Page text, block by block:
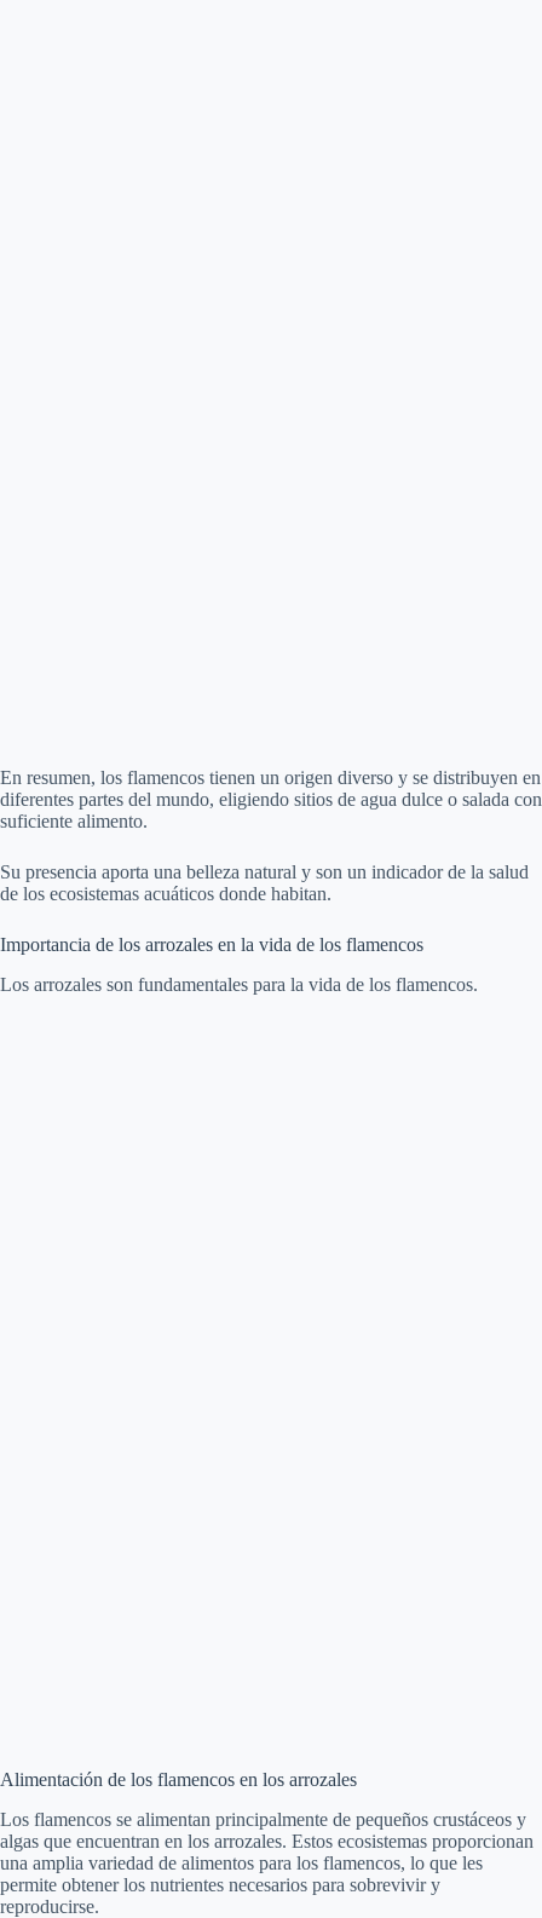
En resumen, los flamencos tienen un origen diverso y se distribuyen en
diferentes partes del mundo, eligiendo sitios de agua dulce o salada con
suficiente alimento.
Su presencia aporta una belleza natural y son un indicador de la salud
de los ecosistemas acuáticos donde habitan.
Importancia de los arrozales en la vida de los flamencos
Los arrozales son fundamentales para la vida de los flamencos.
Alimentación de los flamencos en los arrozales
Los flamencos se alimentan principalmente de pequeños crustáceos y
algas que encuentran en los arrozales. Estos ecosistemas proporcionan
una amplia variedad de alimentos para los flamencos, lo que les
permite obtener los nutrientes necesarios para sobrevivir y
reproducirse.